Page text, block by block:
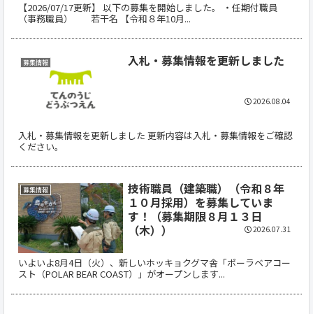
【2026/07/17更新】 以下の募集を開始しました。 ・任期付職員
（事務職員） 若干名 【令和８年10月...
募集情報 入札・募集情報を更新しました
入札・募集情報を更新しました 更新内容は入札・募集情報をご確認
ください。
2026.08.04
募集情報
技術職員（建築職）（令和８年
１０月採用）を募集していま
す！（募集期限８月１３日
（木））
いよいよ8月4日（火）、新しいホッキョクグマ舎「ポーラベアコー
スト（POLAR BEAR COAST）」がオープンします...
2026.07.31